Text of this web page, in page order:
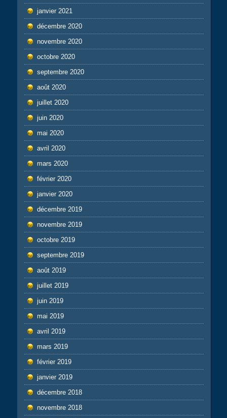
janvier 2021
décembre 2020
novembre 2020
octobre 2020
septembre 2020
août 2020
juillet 2020
juin 2020
mai 2020
avril 2020
mars 2020
février 2020
janvier 2020
décembre 2019
novembre 2019
octobre 2019
septembre 2019
août 2019
juillet 2019
juin 2019
mai 2019
avril 2019
mars 2019
février 2019
janvier 2019
décembre 2018
novembre 2018